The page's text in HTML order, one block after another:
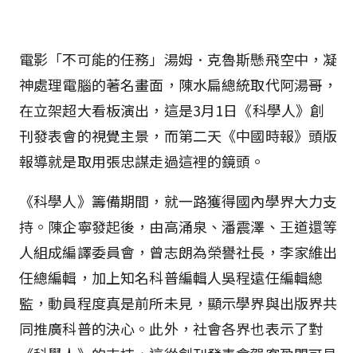
電影「不可能的任務」湯姆．克魯斯懸飛空中，凝
神處理電腦的著名畫面，陳水扁總統取代阿湯哥，
在立架超大看板演出，這是3月1日《科學人》創
刊發表會的視覺主景，而第二天《中國時報》頭版
報導就是取用張忠謀走過這裡的鏡頭。
《科學人》籌備期間，就一路獲得國內學界大力支
持。陳企寧發起後，由高涌泉、潘震澤、王道還等
人組成編譯委員會，曾志朗為榮譽社長，李家維出
任總編輯，加上知名科普編輯人吳程遠任編輯總
監，動員程度真是前所未見，顯示學界與出版界共
同推廣科普的決心。此外，社會各界也表示了對